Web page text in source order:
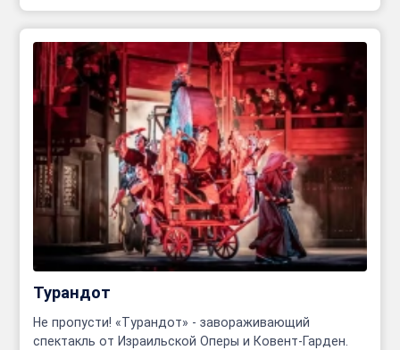
Турандот
Не пропусти! «Турандот» - завораживающий
спектакль от Израильской Оперы и Ковент-Гарден.